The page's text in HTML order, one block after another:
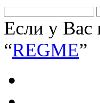
Если у Вас
“REGME”